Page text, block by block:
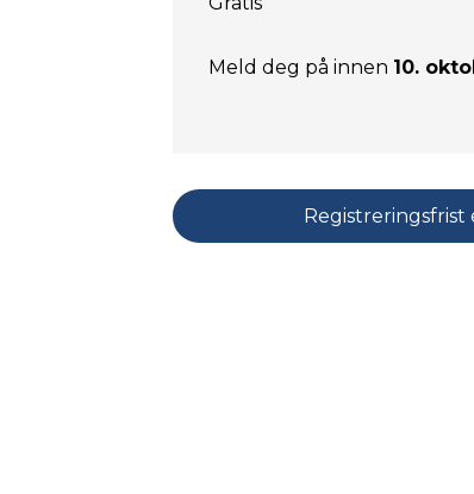
Meld deg på innen 10.